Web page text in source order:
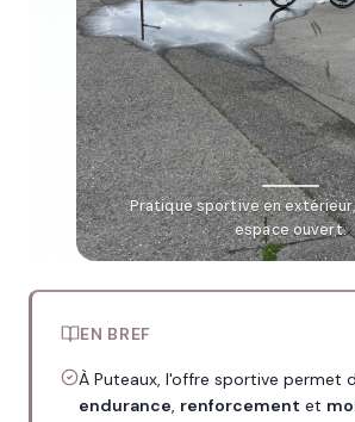
Pratique sportive en
espace ouvert.
EN BREF
À Puteaux, l'offre sportive permet
endurance, renforcement et